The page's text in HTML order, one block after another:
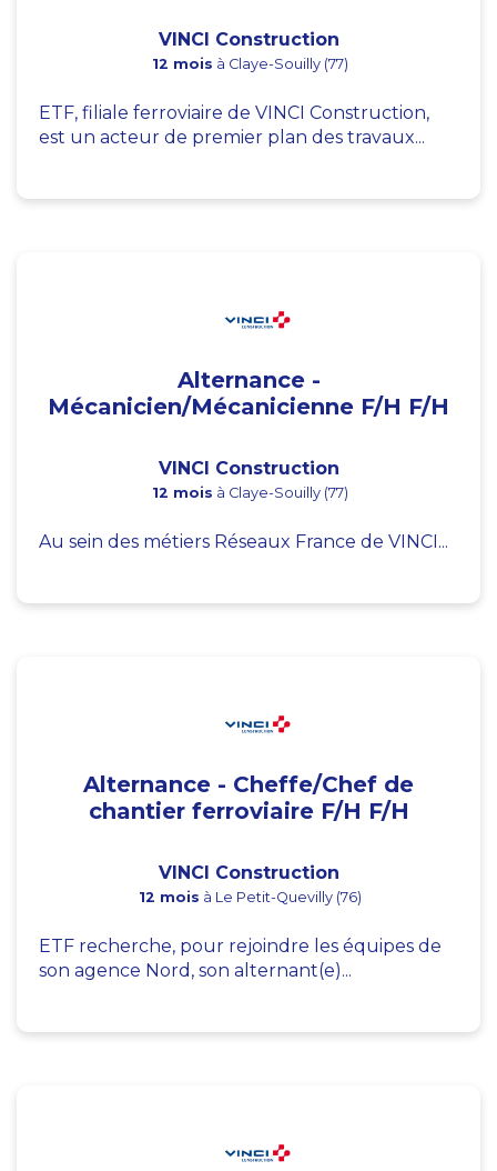
VINCI Construction
12 mois à Claye-Souilly (77)
ETF, filiale ferroviaire de VINCI Construction,
est un acteur de premier plan des travaux...
Alternance -
Mécanicien/Mécanicienne F/H F/H
VINCI Construction
12 mois à Claye-Souilly (77)
Au sein des métiers Réseaux France de VINCI...
Alternance - Cheffe/Chef de
chantier ferroviaire F/H F/H
VINCI Construction
12 mois à Le Petit-Quevilly (76)
ETF recherche, pour rejoindre les équipes de
son agence Nord, son alternant(e)...